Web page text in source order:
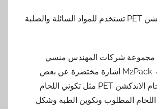
طبة لحام الاندكشن PET تستخدم للمواد السائلة والصلبة
مجموعة شركات المهندس منسي
للتغليف الحديث M2Pack اشارة مختصرة عن بعض
خصائص طبة لحام الاندكشن PET مثل تكوني اللحام
اللحام المطلوب وتكوين الطبة وشكل